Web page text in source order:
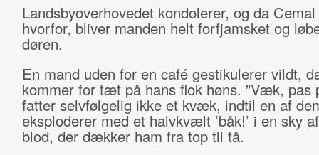
Landsbyoverhovedet kondolerer, og da
hvorfor, bliver manden helt forfjamsket og
døren.
En mand uden for en café gestikulerer vildt,
kommer for tæt på hans flok høns. ”Væk, pas
fatter selvfølgelig ikke et kvæk, indtil en af
eksploderer med et halvkvælt ’båk!’ i en sky
blod, der dækker ham fra top til tå.